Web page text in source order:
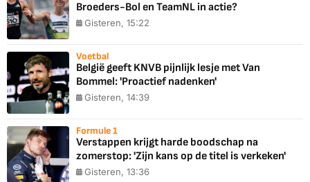
Broeders-Bol en TeamNL in actie?
Gisteren, 15:22
Voetbal
België geeft KNVB pijnlijk lesje met Van
Bommel: 'Proactief nadenken'
Gisteren, 14:39
Formule 1
Verstappen krijgt harde boodschap na
zomerstop: 'Zijn kans op de titel is verkeken'
Gisteren, 13:36